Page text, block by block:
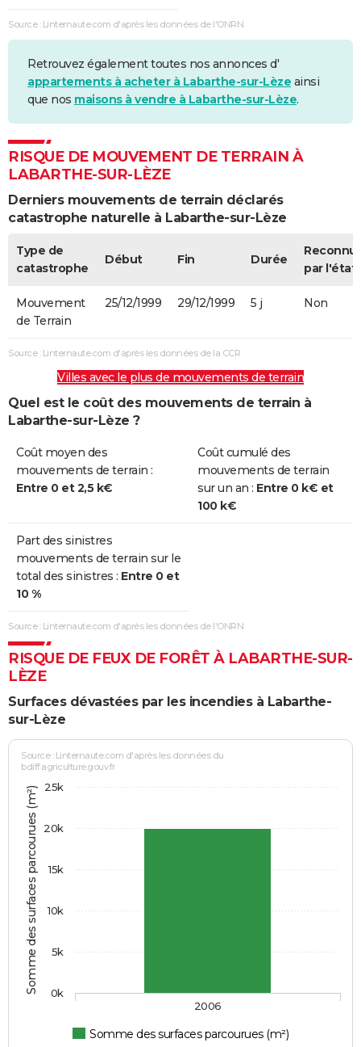
Sécheresse 01/01/1990 31/03/1994 1551 j Oui
Source : Linternaute.com d'après les données de l'ONRN
Retrouvez également toutes nos annonces d'
appartements à acheter à Labarthe-sur-Lèze ainsi
que nos maisons à vendre à Labarthe-sur-Lèze.
RISQUE DE MOUVEMENT DE TERRAIN À
LABARTHE-SUR-LÈZE
Derniers mouvements de terrain déclarés
catastrophe naturelle à Labarthe-sur-Lèze
Type de
catastrophe
Début Fin Durée
par l'état
Mouvement
de Terrain
25/12/1999 29/12/1999 5 j Non
Source : Linternaute.com d'après les données de la CCR
Villes avec le plus de mouvements de terrain
Quel est le coût des mouvements de terrain à
Labarthe-sur-Lèze ?
Coût moyen des
mouvements de terrain :
Entre 0 et 2,5 k€
Coût cumulé des
mouvements de terrain
sur un an : Entre 0 k€ et
100 k€
Part des sinistres
mouvements de terrain sur le
total des sinistres : Entre 0 et
10 %
Source : Linternaute.com d'après les données de l'ONRN
RISQUE DE FEUX DE FORÊT À LABARTHE-SUR-
LÈZE
Surfaces dévastées par les incendies à Labarthe-
sur-Lèze
Somme des surfaces parcourues (m²)
Source : Linternaute.com d'après les données du
bdiff.agriculture.gouv.fr
Somme des surfaces parcourues (m²)
2006
0k
5k
10k
15k
20k
25k